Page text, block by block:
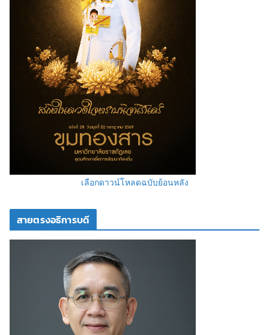
เลือกดาวน์โหลดฉบับย้อนหลัง
สายตรงอธิการบดี